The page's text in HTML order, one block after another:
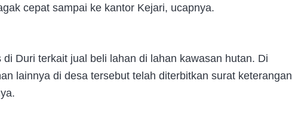
cepat sampai ke kantor Kejari, ucapnya.
Duri terkait jual beli lahan di lahan kawasan hutan. Di
lainnya di desa tersebut telah diterbitkan surat keterangan